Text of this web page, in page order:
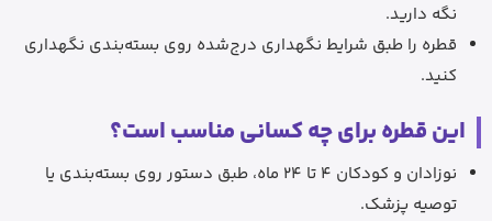
نگه دارید.
قطره را طبق شرایط نگهداری درج‌شده روی بسته‌بندی نگهداری
کنید.
این قطره برای چه کسانی مناسب است؟
نوزادان و کودکان 4 تا 24 ماه، طبق دستور روی بسته‌بندی یا
توصیه پزشک.